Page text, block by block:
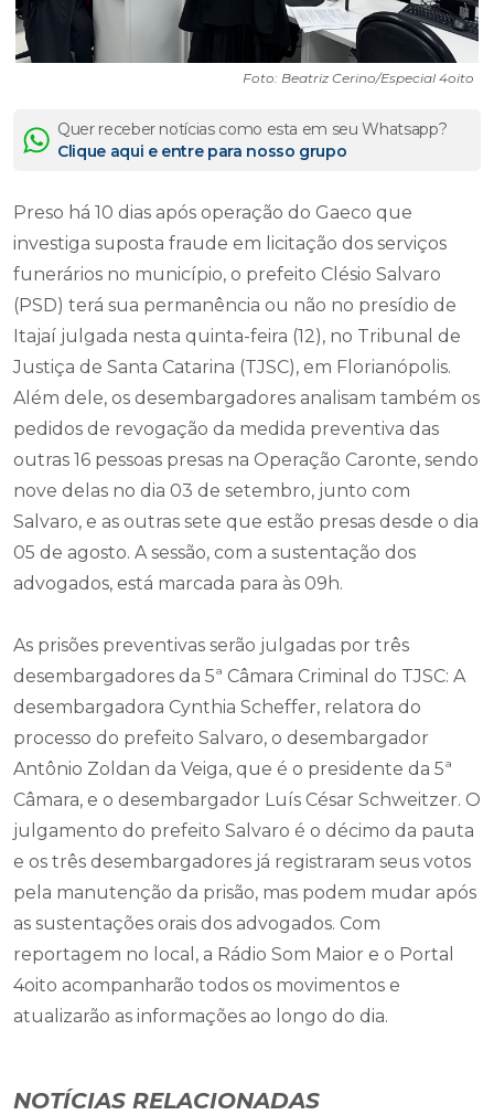
Foto: Beatriz Cerino/Especial 4oito
Quer receber notícias como esta em seu Whatsapp?
Clique aqui e entre para nosso grupo
Preso há 10 dias após operação do Gaeco que
investiga suposta fraude em licitação dos serviços
funerários no município, o prefeito Clésio Salvaro
(PSD) terá sua permanência ou não no presídio de
Itajaí julgada nesta quinta-feira (12), no Tribunal de
Justiça de Santa Catarina (TJSC), em Florianópolis.
Além dele, os desembargadores analisam também os
pedidos de revogação da medida preventiva das
outras 16 pessoas presas na Operação Caronte, sendo
nove delas no dia 03 de setembro, junto com
Salvaro, e as outras sete que estão presas desde o dia
05 de agosto. A sessão, com a sustentação dos
advogados, está marcada para às 09h.
As prisões preventivas serão julgadas por três
desembargadores da 5ª Câmara Criminal do TJSC: A
desembargadora Cynthia Scheffer, relatora do
processo do prefeito Salvaro, o desembargador
Antônio Zoldan da Veiga, que é o presidente da 5ª
Câmara, e o desembargador Luís César Schweitzer. O
julgamento do prefeito Salvaro é o décimo da pauta
e os três desembargadores já registraram seus votos
pela manutenção da prisão, mas podem mudar após
as sustentações orais dos advogados. Com
reportagem no local, a Rádio Som Maior e o Portal
4oito acompanharão todos os movimentos e
atualizarão as informações ao longo do dia.
NOTÍCIAS RELACIONADAS